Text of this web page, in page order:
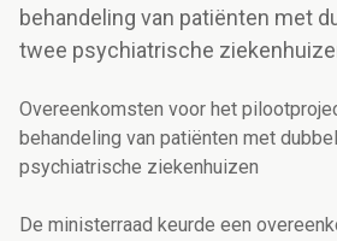
behandeling van patiënten met
twee psychiatrische
Overeenkomsten voor het
behandeling van patiënten met
psychiatrische ziekenhuizen
De ministerraad keurde een